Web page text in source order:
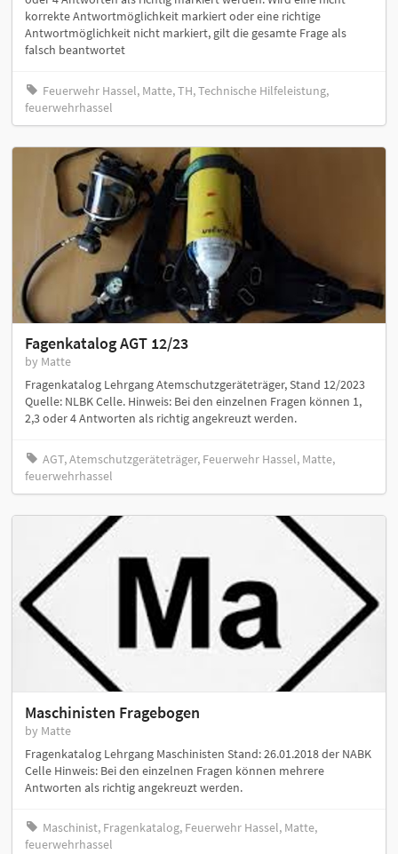
korrekte Antwortmöglichkeit markiert oder eine richtige
Antwortmöglichkeit nicht markiert, gilt die gesamte Frage als
falsch beantwortet
Feuerwehr Hassel, Matte, TH, Technische Hilfeleistung,
feuerwehrhassel
Fagenkatalog AGT 12/23
by Matte
Fragenkatalog Lehrgang Atemschutzgeräteträger, Stand 12/2023
Quelle: NLBK Celle. Hinweis: Bei den einzelnen Fragen können 1,
2,3 oder 4 Antworten als richtig angekreuzt werden.
AGT, Atemschutzgeräteträger, Feuerwehr Hassel, Matte,
feuerwehrhassel
Maschinisten Fragebogen
by Matte
Fragenkatalog Lehrgang Maschinisten Stand: 26.01.2018 der NABK
Celle Hinweis: Bei den einzelnen Fragen können mehrere
Antworten als richtig angekreuzt werden.
Maschinist, Fragenkatalog, Feuerwehr Hassel, Matte,
feuerwehrhassel